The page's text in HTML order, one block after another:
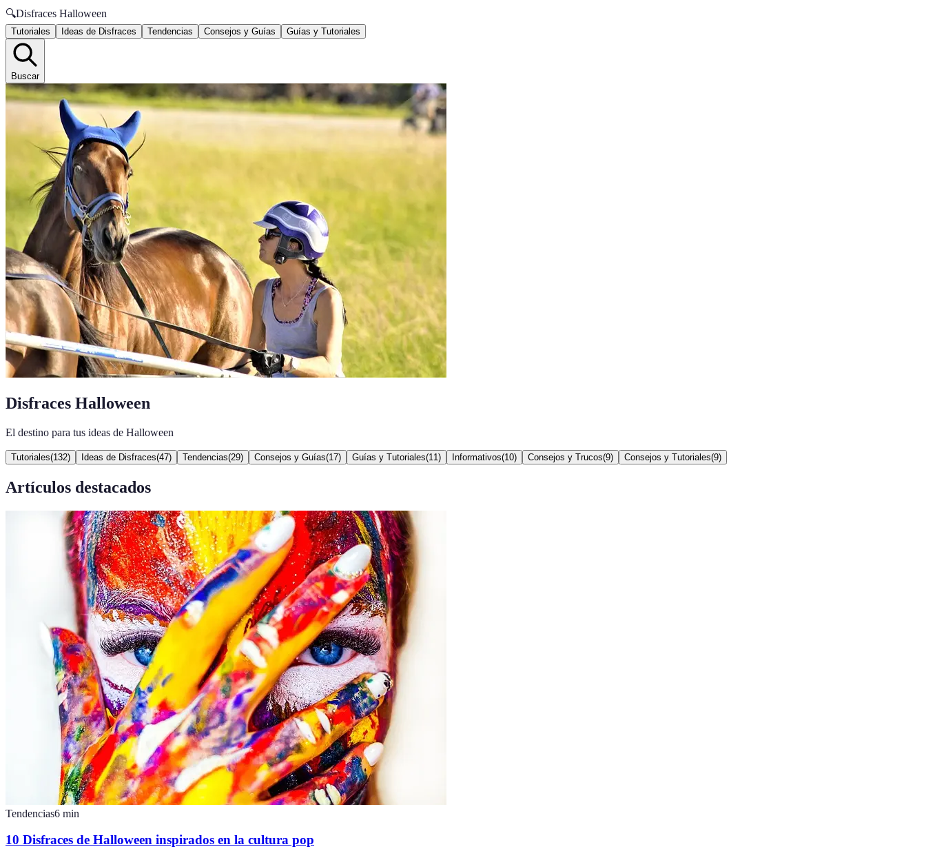
🔍Disfraces Halloween
Tutoriales Ideas de Disfraces Tendencias Consejos y Guías Guías y Tutoriales
Buscar
Disfraces Halloween
El destino para tus ideas de Halloween
Tutoriales(132) Ideas de Disfraces(47) Tendencias(29) Consejos y Guías(17) Guías y Tutoriales(11 ) Informativos(10) Consejos y Trucos(9) Consejos y Tutoriales(9)
Artículos destacados
Tendencias6 min
10 Disfraces de Halloween inspirados en la cultura pop